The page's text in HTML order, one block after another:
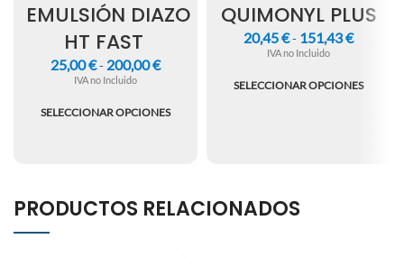
EMULSIÓN DIAZO
HT FAST
25,00€- 200,00€
IVA no Incluido
SELECCIONAR OPCIONES
QUIMONYL PLUS
20,45€- 151,43€
IVA no Incluido
SELECCIONAR OPCIONES
PRODUCTOS RELACIONADOS